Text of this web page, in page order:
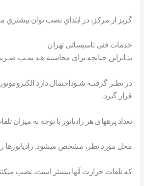
گريز از مرکز، در ابتداي نصب توان بيشتري
خدمات فنی تاسیساتی تهران
بنـابراين چنانچه براي محاسبه هـد پمـپ
در نظـر گرفتـه شـوداحتمال دارد
قرار گيرد.
تعداد پرههای هر رادياتور با توجه به ميزان
محل مورد نظر، مشخص میشود. رادياتورها
که تلفات حرارت آنها بيشتر است، نصب